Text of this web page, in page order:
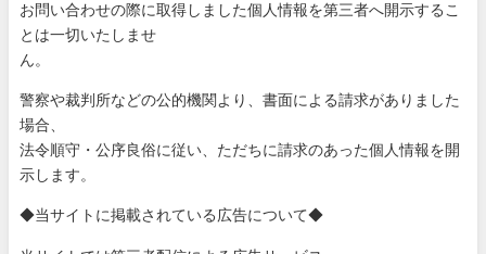
お問い合わせの際に取得しました個人情報を第三者へ開示するこ
と は一切いたしませ
ん。
警察や裁判所などの公的機関より、書面による請求がありました
場合、
法令順守・公序良俗に従い、ただちに請求のあった個人情報を開
示 します。
◆当サイトに掲載されている広告について◆